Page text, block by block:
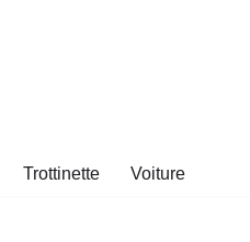
Trottinette Voiture